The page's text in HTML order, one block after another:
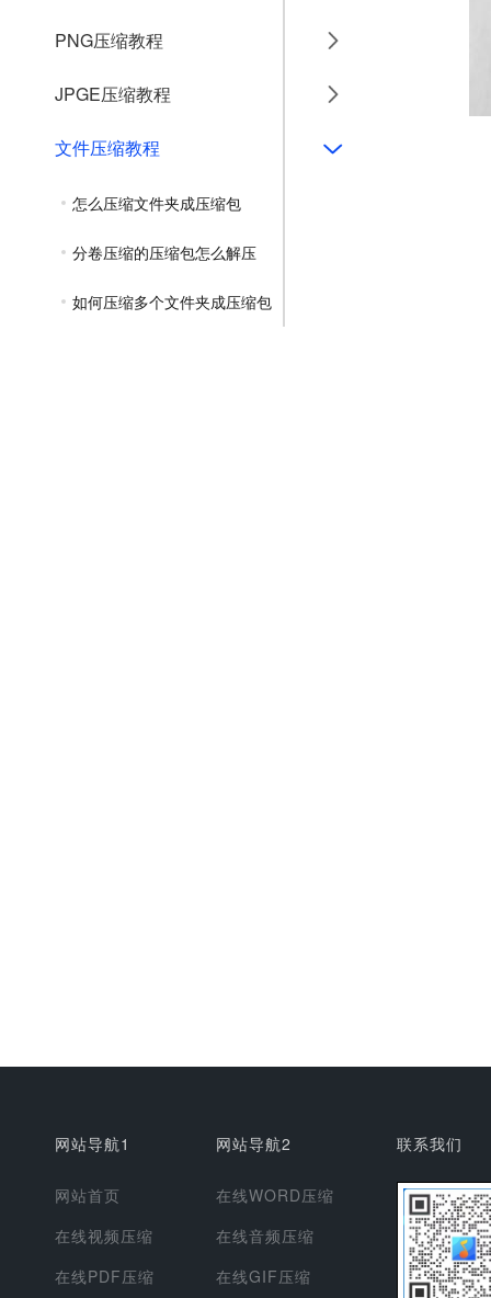
PNG压缩教程
JPGE压缩教程
文件压缩教程
怎么压缩文件夹成压缩包
分卷压缩的压缩包怎么解压
如何压缩多个文件夹成压缩包
网站导航1
网站首页
在线视频压缩
在线PDF压缩
网站导航2
在线WORD压缩
在线音频压缩
在线GIF压缩
联系我们